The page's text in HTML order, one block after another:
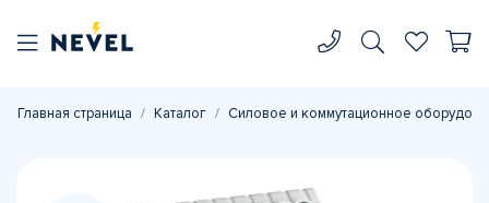
Главная страница Каталог Силовое и коммутационное